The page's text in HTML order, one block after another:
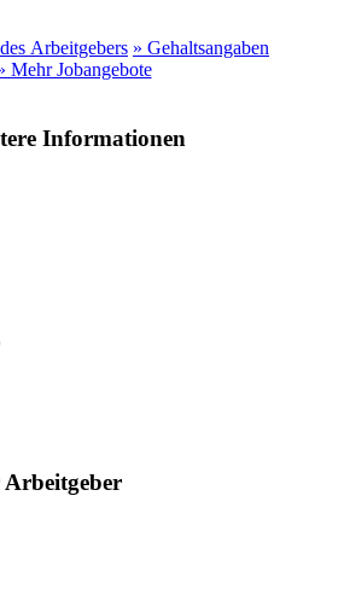
Arbeitgebers » Gehaltsangaben
Mehr Jobangebote
Informationen